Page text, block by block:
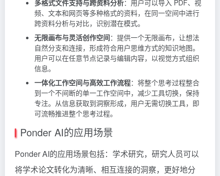
多格式文件支持与跨资料分析：用户可以导入 PDF、视
频、文本和网页等多种格式的资料，在同一空间中进行
跨资料分析与对比，识别潜在模式。
无限画布与灵活创作空间：提供一个无限画布，让想法
自然分支和连接，形成符合用户思维方式的知识地图。
用户可以在任意节点记录与编辑内容，以视觉方式组织
信息。
一体化工作空间与高效工作流程：将整个思考过程整合
到一个不间断的单一工作空间中，减少工具切换，保持
专注。从信息获取到洞察形成，用户无需切换工具，即
可流畅推进整个思考过程。
Ponder AI的应用场景
Ponder AI的应用场景包括：学术研究，研究人员可以
将学术论文转化为清晰、相互连接的洞察，更好地分